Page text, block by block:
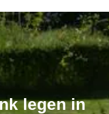
legen in